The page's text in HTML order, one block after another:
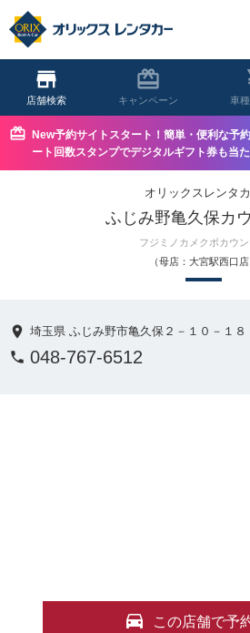
店舗 キャンペーン 車
New予約サイトスタート！簡単・便利な予
ート回数スタンプでデジタルギフト券も当た
オリックスレンタ
ふじみ野亀久保カ
フジミノカメクボカウ
（母店：大宮駅西口店
埼玉県 ふじみ野市亀久保２－１０－１８
048-767-6512
この店舗で予